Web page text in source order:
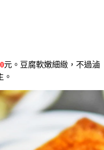
元。豆腐軟嫩細緻，不過滷
。